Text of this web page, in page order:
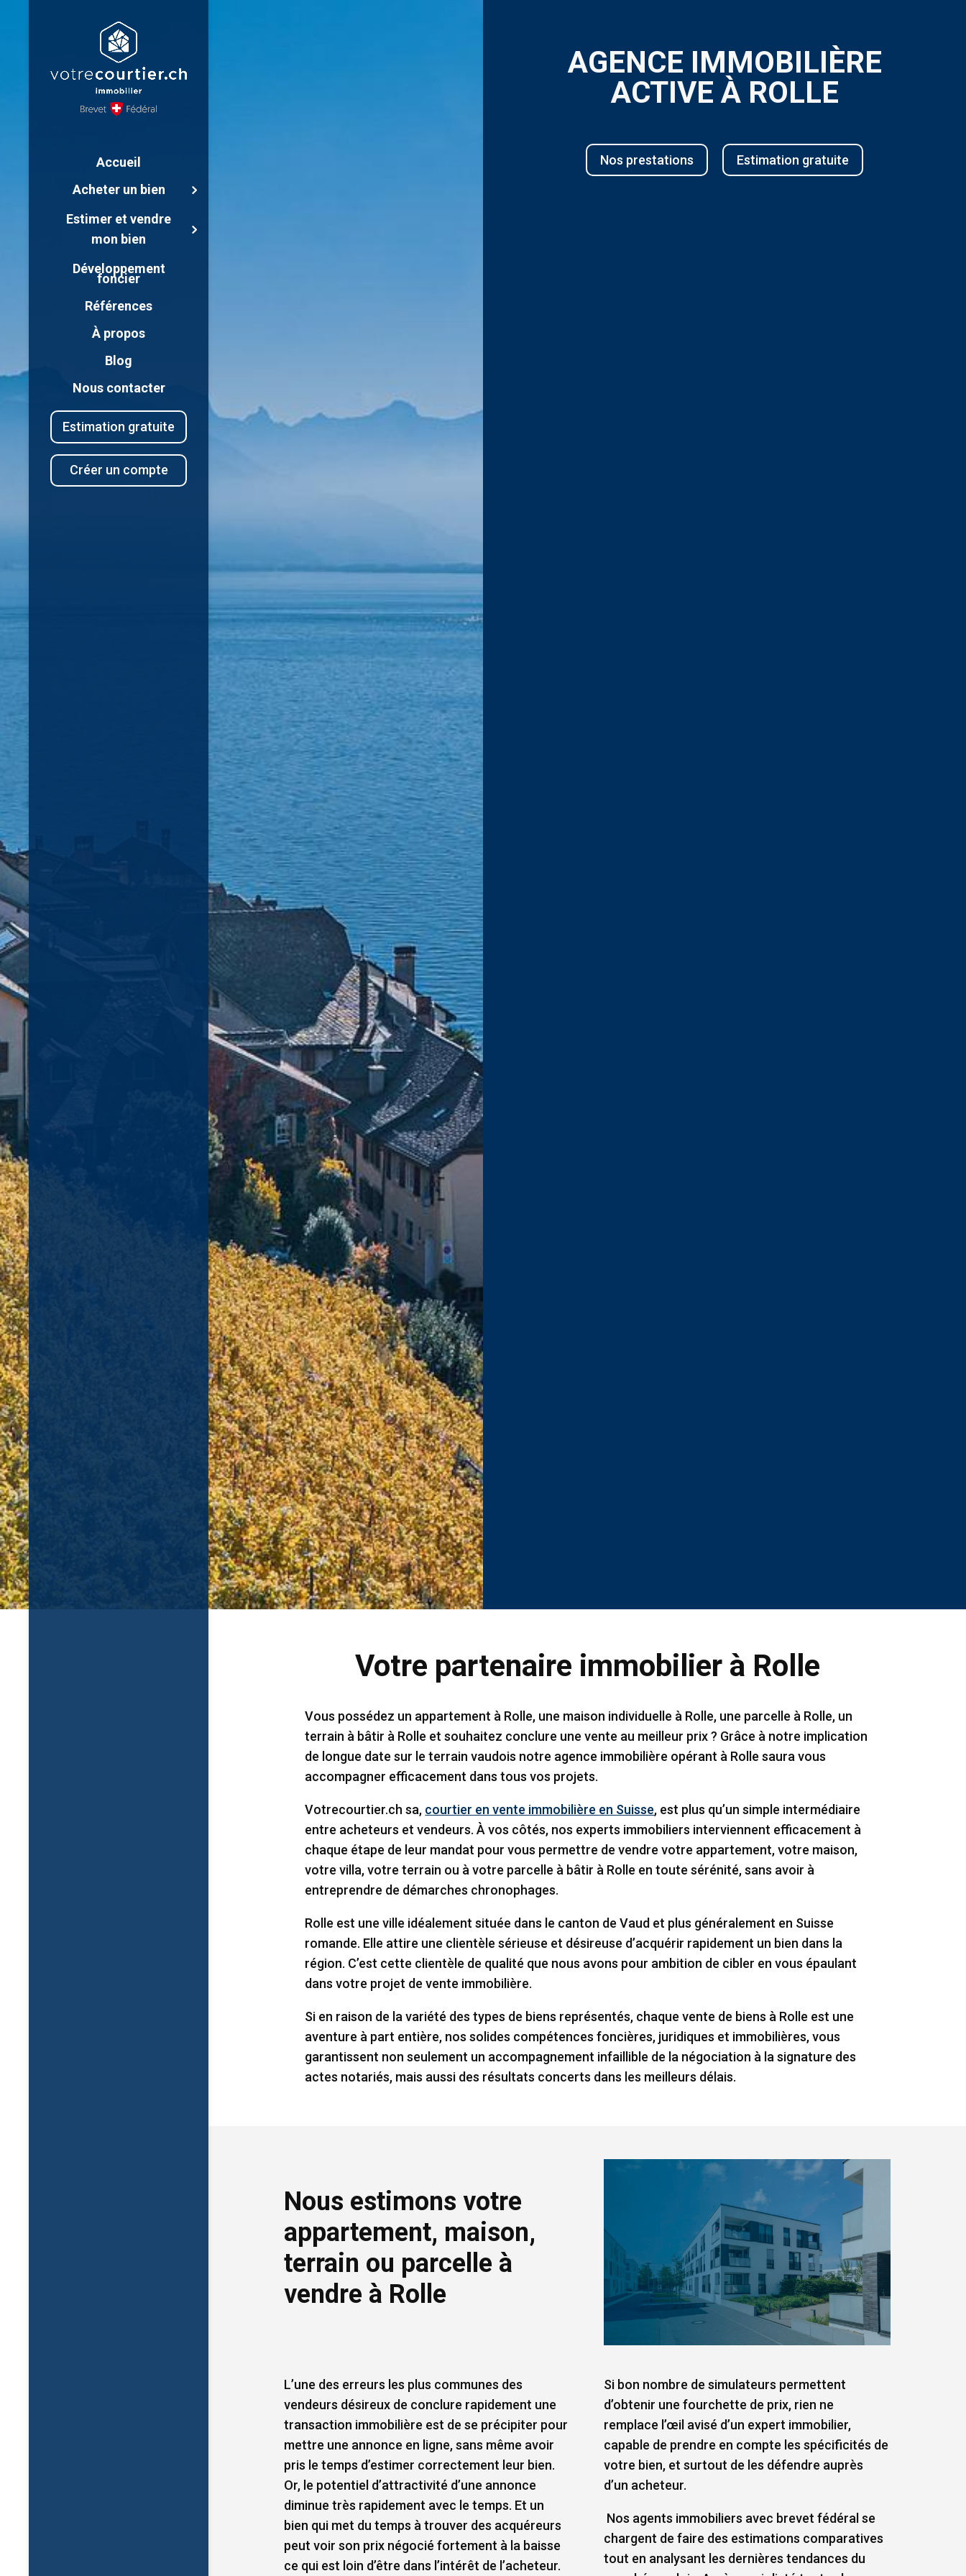
Accueil
Acheter un bien
Estimer et vendre
mon bien
Développement
foncier
Références
À propos
Blog
Nous contacter
Estimation gratuite
Créer un compte
AGENCE IMMOBILIÈRE
ACTIVE À ROLLE
Nos prestations Estimation gratuite
Votre partenaire immobilier à Rolle
Vous possédez un appartement à Rolle, une maison individuelle à Rolle, une parcelle à Rolle, un
terrain à bâtir à Rolle et souhaitez conclure une vente au meilleur prix ? Grâce à notre implication
de longue date sur le terrain vaudois notre agence immobilière opérant à Rolle saura vous
accompagner efficacement dans tous vos projets.
Votrecourtier.ch sa, courtier en vente immobilière en Suisse, est plus qu’un simple intermédiaire
entre acheteurs et vendeurs. À vos côtés, nos experts immobiliers interviennent efficacement à
chaque étape de leur mandat pour vous permettre de vendre votre appartement, votre maison,
votre villa, votre terrain ou à votre parcelle à bâtir à Rolle en toute sérénité, sans avoir à
entreprendre de démarches chronophages.
Rolle est une ville idéalement située dans le canton de Vaud et plus généralement en Suisse
romande. Elle attire une clientèle sérieuse et désireuse d’acquérir rapidement un bien dans la
région. C’est cette clientèle de qualité que nous avons pour ambition de cibler en vous épaulant
dans votre projet de vente immobilière.
Si en raison de la variété des types de biens représentés, chaque vente de biens à Rolle est une
aventure à part entière, nos solides compétences foncières, juridiques et immobilières, vous
garantissent non seulement un accompagnement infaillible de la négociation à la signature des
actes notariés, mais aussi des résultats concerts dans les meilleurs délais.
Nous estimons votre
appartement, maison,
terrain ou parcelle à
vendre à Rolle
L’une des erreurs les plus communes des
vendeurs désireux de conclure rapidement une
transaction immobilière est de se précipiter pour
mettre une annonce en ligne, sans même avoir
pris le temps d’estimer correctement leur bien.
Or, le potentiel d’attractivité d’une annonce
diminue très rapidement avec le temps. Et un
bien qui met du temps à trouver des acquéreurs
peut voir son prix négocié fortement à la baisse
ce qui est loin d’être dans l’intérêt de l’acheteur.
Si bon nombre de simulateurs permettent
d’obtenir une fourchette de prix, rien ne
remplace l’œil avisé d’un expert immobilier,
capable de prendre en compte les spécificités de
votre bien, et surtout de les défendre auprès
d’un acheteur.
Nos agents immobiliers avec brevet fédéral se
chargent de faire des estimations comparatives
tout en analysant les dernières tendances du